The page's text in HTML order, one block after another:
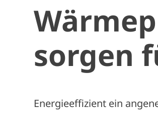
sorgen
Energieeffizient ein